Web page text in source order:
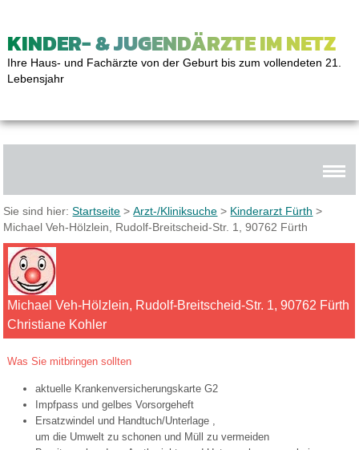
KINDER- & JUGENDÄRZTE IM NETZ
Ihre Haus- und Fachärzte von der Geburt bis zum vollendeten 21.
Lebensjahr
Sie sind hier:Startseite >Arzt-/Kliniksuche > Kinderarzt Fürth >
Michael Veh-Hölzlein, Rudolf-Breitscheid-Str. 1, 90762 Fürth
Michael Veh-Hölzlein, Rudolf-Breitscheid-Str. 1, 90762 Fürth
Christiane Kohler
Was Sie mitbringen sollten
aktuelle Krankenversicherungskarte G2
Impfpass und gelbes Vorsorgeheft
Ersatzwindel und Handtuch/Unterlage ,
um die Umwelt zu schonen und Müll zu vermeiden